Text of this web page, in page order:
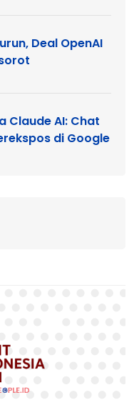
Deal OpenAI
Claude AI: Chat
di Google